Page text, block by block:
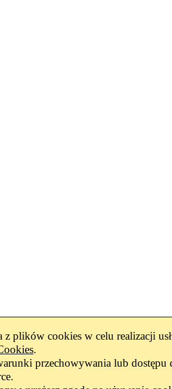
z plików cookies w celu realizacji
.
przechowywania lub